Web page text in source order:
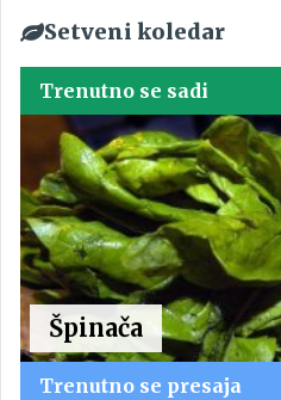
Setveni koledar
Trenutno se sadi
Špinača
Trenutno se presaja